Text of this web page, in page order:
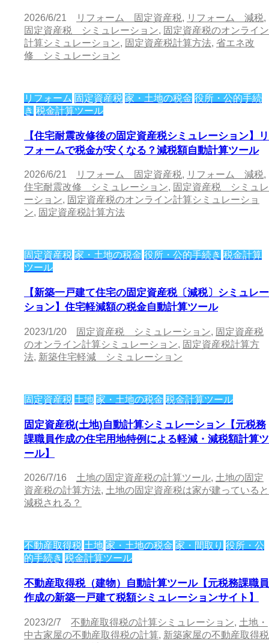
2026/6/21 リフォーム 固定資産税, リフォーム 減税,
固定資産税 シミュレーション, 固定資産税のオンライン
計算シミュレーション, 固定資産税計算方法, 省エネ改
修 シミュレーション
リフォーム 固定資産税 家・土地の税金 役所・公的手続
き 税金計算ツール
【住宅耐震改修後の固定資産税シミュレーション】リ
フォームで税金が安くなる？減税額自動計算ツール
2026/6/21 リフォーム 固定資産税, リフォーム 減税,
住宅耐震改修 シミュレーション, 固定資産税 シミュレ
ーション, 固定資産税のオンライン計算シミュレーショ
ン, 固定資産税計算方法
固定資産税 家・土地の税金 役所・公的手続き 税金計算
ツール
【新築一戸建て住宅の固定資産税〔減税〕シミュレー
ション】住宅軽減額の税金自動計算ツール
2023/1/20 固定資産税 シミュレーション, 固定資産税
のオンライン計算シミュレーション, 固定資産税計算方
法, 新築住宅軽減 シミュレーション
固定資産税 土地 家・土地の税金 税金計算ツール
固定資産税(土地)自動計算シミュレーション【元税務
課職員作成の住宅用地特例による軽減・減税額計算ツ
ール】
2026/7/16 土地の固定資産税の計算ツール, 土地の固定
資産税の計算方法, 土地の固定資産税は家が建っていると
減税される？
不動産取得税 土地 家・土地の税金 家・間取り 役所・公
的手続き 税金計算ツール
不動産取得税（建物）自動計算ツール【元税務課職員
作成の新築一戸建て税額シミュレーションサイト】
2023/2/7 不動産取得税の計算シミュレーション, 土地・
中古家屋の不動産取得税の計算, 新築家屋の不動産取得税